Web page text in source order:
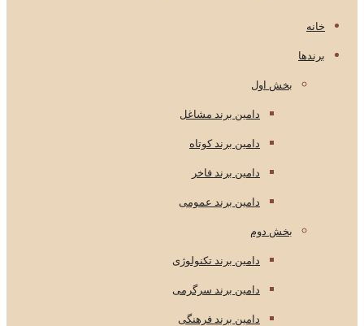
خانه
برندها
بخش اول
دامین برند مشاغل
دامین برند کوتاه
دامین برند فاخر
دامین برند عمومی
بخش دوم
دامین برند تکنولوژی
دامین برند سرگرمی
دامین برند فرهنگی